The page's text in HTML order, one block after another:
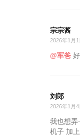
宗宗酱
2026年1月
@军爸
刘郎
2026年1月
我也想弄
机子 加